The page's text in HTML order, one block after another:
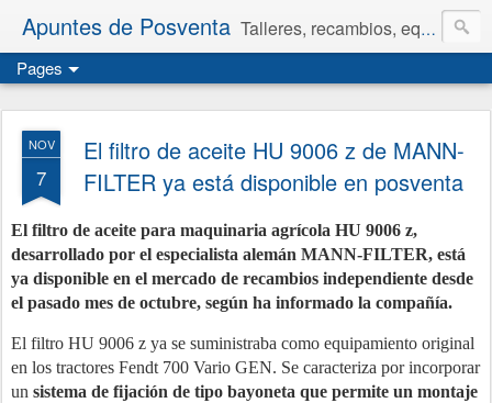
Apuntes de Posventa Talleres, recambios, equipamiento y neumáticos.
Pages
NOV
7
El filtro de aceite HU 9006 z de MANN-
FILTER ya está disponible en posventa
El filtro de aceite para maquinaria agrícola HU 9006 z,
desarrollado por el especialista alemán MANN-FILTER, está
ya disponible en el mercado de recambios independiente desde
el pasado mes de octubre, según ha informado la compañía.
El filtro HU 9006 z ya se suministraba como equipamiento original
en los tractores Fendt 700 Vario GEN. Se caracteriza por incorporar
un sistema de fijación de tipo bayoneta que permite un montaje